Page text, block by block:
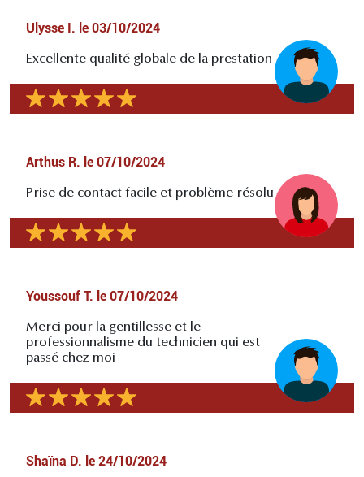
Ulysse I. le 03/10/2024
Excellente qualité globale de la prestation
Arthus R. le 07/10/2024
Prise de contact facile et problème résolu
Youssouf T. le 07/10/2024
Merci pour la gentillesse et le
professionnalisme du technicien qui est
passé chez moi
Shaïna D. le 24/10/2024